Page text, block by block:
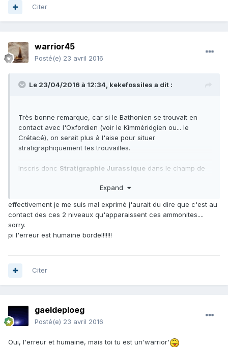
Citer
warrior45
Posté(e) 23 avril 2016
Le 23/04/2016 à 12:34, kekefossiles a dit :
Très bonne remarque, car si le Bathonien se trouvait en
contact avec l'Oxfordien (voir le Kimméridgien ou... le
Crétacé), on serait plus à l'aise pour situer
stratigraphiquement tes trouvailles.
Inscris donc Stratigraphie Jurassique dans le champ de
Expand
effectivement je me suis mal exprimé j'aurait du dire que c'est au
contact des ces 2 niveaux qu'apparaissent ces ammonites....
sorry.
pi l'erreur est humaine bordel!!!!!!
Citer
gaeldeploeg
Posté(e) 23 avril 2016
Oui, l'erreur et humaine, mais toi tu est un'warrior'